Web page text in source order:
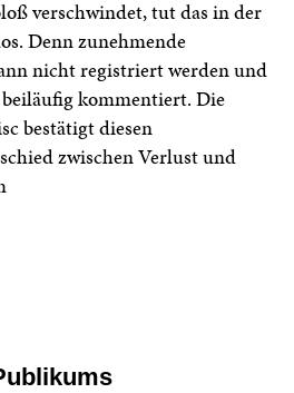
verschwindet, tut das in der
Denn zunehmende
nicht registriert werden und
kommentiert. Die
bestätigt diesen
zwischen Verlust und